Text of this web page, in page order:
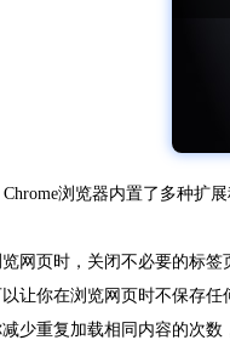
Chrome浏览器内置了多种
网页时，关闭不必要的标签
让你在浏览网页时不保存任
少重复加载相同内容的次